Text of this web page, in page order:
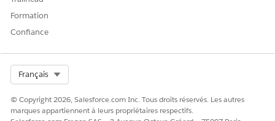
Formation
Confiance
Français
© Copyright 2026, Salesforce.com Inc. Tous droits réservés. Les autres
marques appartiennent à leurs propriétaires respectifs.